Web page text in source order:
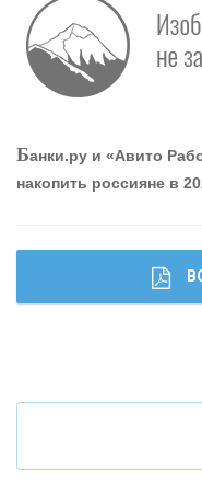
Работа мечты. Что
привлечь и
Что будет с
Банки.ру и «Авито
накопить россияне в